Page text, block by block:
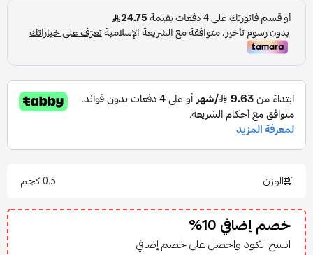
الوزن 0.5 كجم
خصم إضافي 10%
انسخ الكود واحصل على خصم إضافي